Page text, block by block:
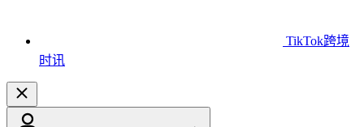
TikTok跨境
时讯